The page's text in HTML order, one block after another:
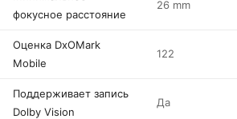
фокусное расстояние
26 mm
Оценка DxOMark
Mobile
122
Поддерживает запись
Dolby Vision
Да